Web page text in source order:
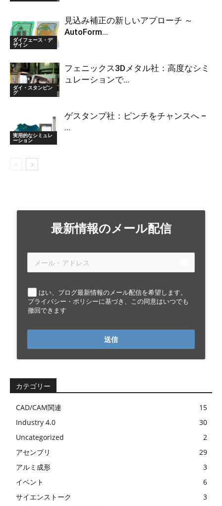
ダイフェース・デ
ザイン
見込み補正の新しいアプローチ ～
AutoForm...
ダイ・スタンピン
グ
フェニックス3Dメタル社：高度なシミ
ュレーションで...
実用的なシミュレ
ーション
ゲスタンプ社：ピンチをチャンスへ –
...
最新情報のメール配信
はい、ブログ最新情報のメール配信を希望します。
プライバシー・ポリシーに基づき、この同意はいつでも
撤回できます
送信
カテゴリー
CAD/CAM関連
15
Industry 4.0
30
Uncategorized
2
アセンブリ
29
アルミ成形
3
イベント
6
サイエンストーク
3